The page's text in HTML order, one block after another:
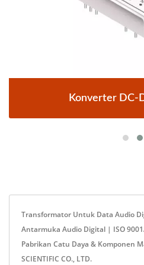
Konverter DC-
Transformator Untuk Data Audio
Antarmuka Audio Digital | ISO
Pabrikan Catu Daya & Komponen
SCIENTIFIC CO., LTD.